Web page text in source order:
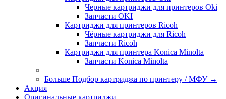
Черные картриджи для принтеров Oki
Запчасти OKI
Картриджи для принтеров Ricoh
Чёрные картриджи для Ricoh
Запчасти Ricoh
Картриджи для принтера Konica Minolta
Запчасти Koniсa Minolta
Больше Подбор картриджа по принтеру / МФУ →
Акция
Оригинальные картриджи